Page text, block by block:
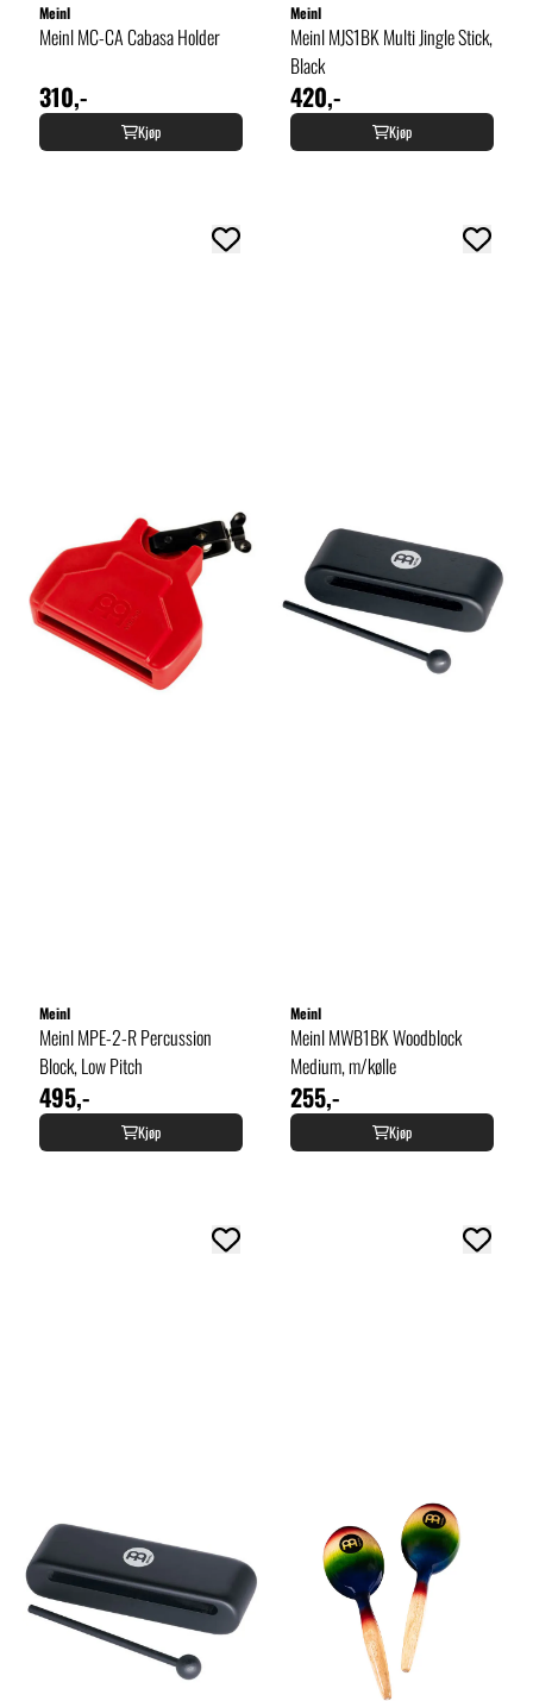
Meinl
Meinl MC-CA Cabasa Holder
310,-
Kjøp
Meinl
Meinl MJS1BK Multi Jingle Stick,
Black
420,-
Kjøp
Meinl
Meinl MPE-2-R Percussion
Block, Low Pitch
495,-
Kjøp
Meinl
Meinl MWB1BK Woodblock
Medium, m/kølle
255,-
Kjøp